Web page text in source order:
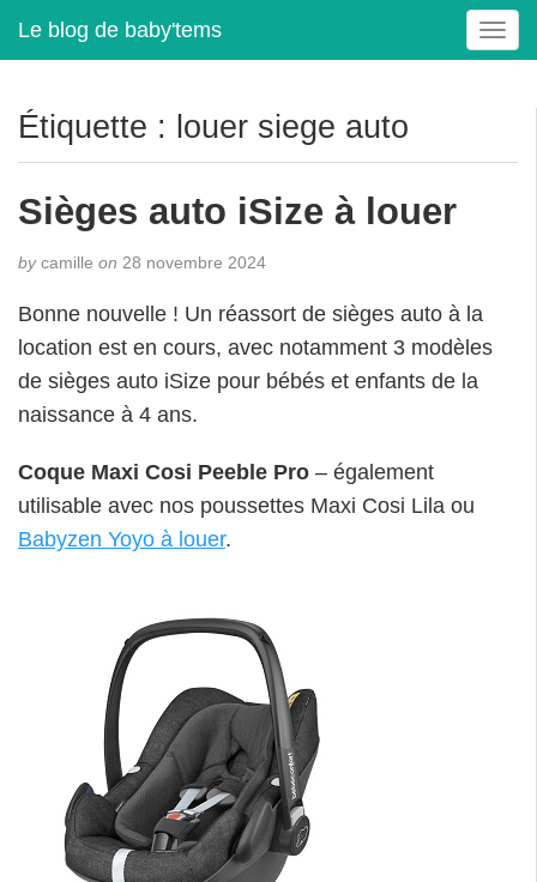
Le blog de baby'tems
T
o
e
t
Étiquette : louer siege auto
Sièges auto iSize à louer
bycamille on 28 novembre 2024
Bonne nouvelle ! Un réassort de sièges auto à la
location est en cours, avec notamment 3 modèles
de sièges auto iSize pour bébés et enfants de la
naissance à 4 ans.
Coque Maxi Cosi Peeble Pro – également
utilisable avec nos poussettes Maxi Cosi Lila ou
Babyzen Yoyo à louer.